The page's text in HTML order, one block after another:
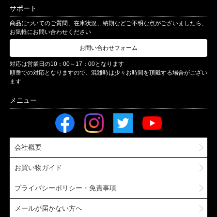
サポート
商品についてのご質問、在庫状況、納期などご不明な点がございましたら、
お気軽にお問い合わせください
お問い合わせフォーム
対応は営業日の10：00～17：00となります
順番での対応となりますので、混雑時は少々お時間を頂戴する場合がござい
ます
会社概要
お買い物ガイド
プライバシーポリシー・免責事項
メールが届かない方へ